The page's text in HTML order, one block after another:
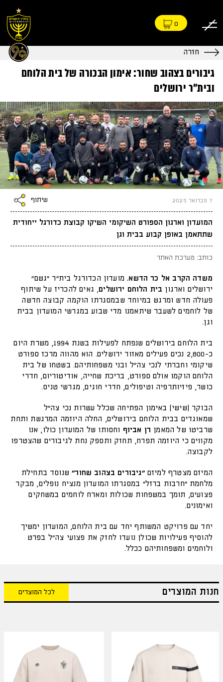
0
חזרה
גיבורים בצהוב שחור: אימון הבכורה של בית הלוחם
ובית״ר ירושלים
7 פברואר 2025 שיתוף
המועדון וארגון הספורט השיקומי השיקו קבוצת כדורגל ייחודית
שתתאמן באופן קבוע בבית וגן
כותב: מערכת האתר
משדה הקרב אל כר הדשא. מועדון הכדורגל בית״ר "גשם"
ירושלים וארגון בית הלוחם ירושלים, גאים להכריז על שיתוף
פעולה חדש ומרגש במיוחד שבמסגרתו הוקמה קבוצה חדשה
של לוחמים לשעבר שיתאמנו מדי שבוע במגרשי המועדון בבית
וגן.
בית הלוחם בירושלים שנפתח לפעילות בשנת 1994, משרת היום
כ-2,800 נכים פעילים מאזור ירושלים. הוא מהווה מרכז ספורט
שיקומי וחברתי לנכי צה"ל ובני משפחותיהם. בשטחו של בית
הלוחם הוקמו אולם ספורט, בריכת שחייה, אודיטוריום, חדרי
כושר, פיזיותרפיה וטיפולים, חדרי חוגים, מגרשי טניס.
הבוקר (שישי) באימון הפתיחה שכלל עשרות נכי צה״ל
שמאוגדים בבית הלוחם בירושלים, החלה היוזמה המרגשת ותחת
שרביטו של המאמן רן אביוף וחסותו של המועדון כולו, אנו
מקווים כי היוזמה תפרח, תחזק ותספק נחת לגיבורים שהצטרפו
לקבוצה.
המיזם מצטרף למיזם״גיבורים בצהוב שחור״ שנוסד בתחילת
מלחמת ״חרבות ברזל״ במסגרתו המועדון מנציח נופלים, מבקר
פצועים, תומך במשפחות שכולות ומארח לוחמים במשחקים
ואימונים.
יחד עם פרויקט המשותף יחד עם בית הלוחם, המועדון ימשיך
להוסיף פעילויות שכולן נועדו לחזק את פצועי צה״ל בפרט
ולוחמים ומשפחותיהם ככלל.
חנות המוצרים לכל המוצרים